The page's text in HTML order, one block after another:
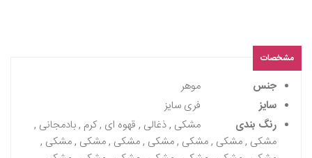
مشخصات
جنس
موهر
سایز
فری سایز
رنگ بندی
مشکی , ذغالی , قهوه ای , کرم , بادمجانی ,
مشکی , مشکی , مشکی , مشکی , مشکی , مشکی , مشکی ,